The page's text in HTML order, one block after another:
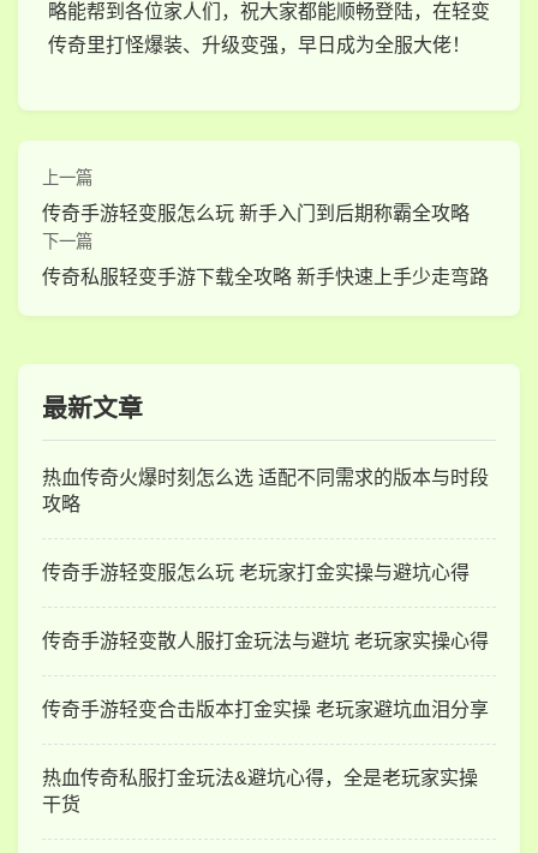
略能帮到各位家人们，祝大家都能顺畅登陆，在轻变
传奇里打怪爆装、升级变强，早日成为全服大佬！
上一篇
传奇手游轻变服怎么玩 新手入门到后期称霸全攻略
下一篇
传奇私服轻变手游下载全攻略 新手快速上手少走弯路
最新文章
热血传奇火爆时刻怎么选 适配不同需求的版本与时段
攻略
传奇手游轻变服怎么玩 老玩家打金实操与避坑心得
传奇手游轻变散人服打金玩法与避坑 老玩家实操心得
传奇手游轻变合击版本打金实操 老玩家避坑血泪分享
热血传奇私服打金玩法&避坑心得，全是老玩家实操
干货